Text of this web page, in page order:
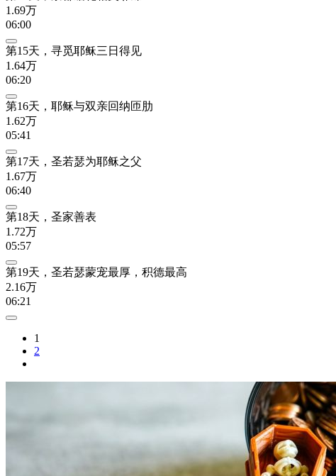
1.69万
06:00
第15天，寻觅耶稣三日得见
1.64万
06:20
第16天，耶稣与双亲回纳匝肋
1.62万
05:41
第17天，圣若瑟为耶稣之父
1.67万
06:40
第18天，圣家善表
1.72万
05:57
第19天，圣若瑟蒙宠最厚，积德最高
2.16万
06:21
1
2